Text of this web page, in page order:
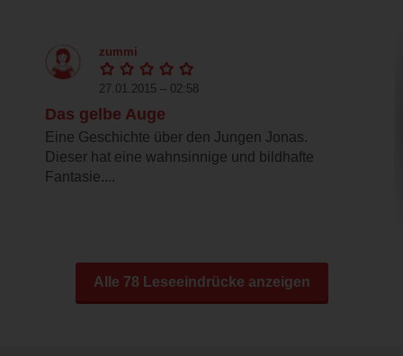
zummi
27.01.2015 – 02:58
Das gelbe Auge
Eine Geschichte über den Jungen Jonas.
Dieser hat eine wahnsinnige und bildhafte
Fantasie....
Alle 78 Leseeindrücke anzeigen